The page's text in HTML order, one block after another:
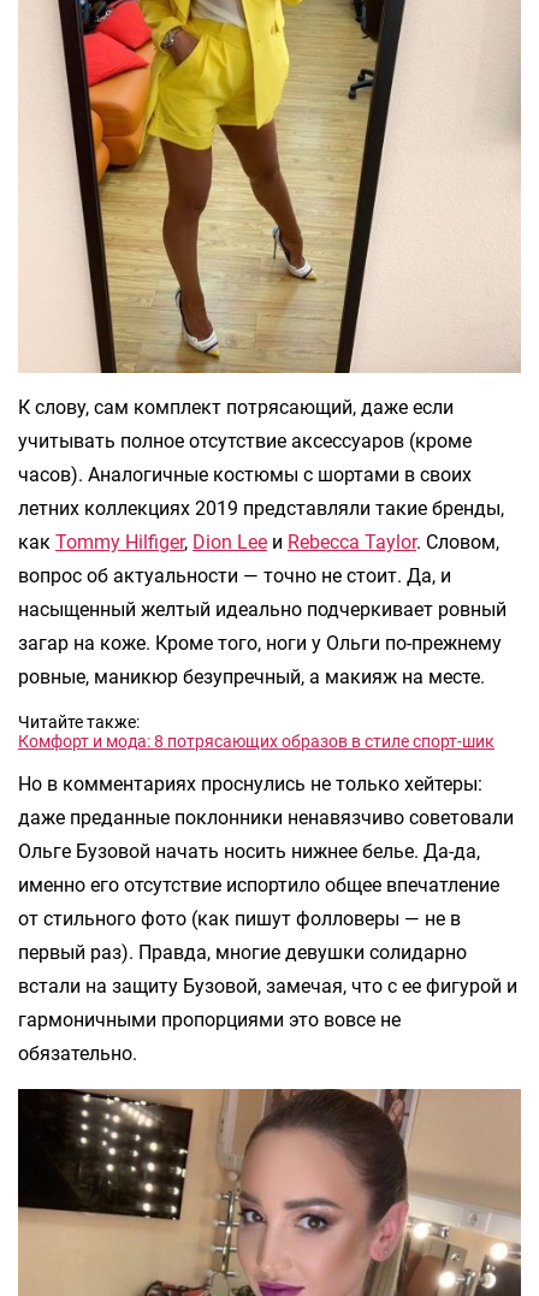
К слову, сам комплект потрясающий, даже если
учитывать полное отсутствие аксессуаров (кроме
часов). Аналогичные костюмы с шортами в своих
летних коллекциях 2019 представляли такие бренды,
как Tommy Hilfiger, Dion Lee и Rebecca Taylor. Словом,
вопрос об актуальности — точно не стоит. Да, и
насыщенный желтый идеально подчеркивает ровный
загар на коже. Кроме того, ноги у Ольги по-прежнему
ровные, маникюр безупречный, а макияж на месте.
Читайте также:
Комфорт и мода: 8 потрясающих образов в стиле спорт-шик
Но в комментариях проснулись не только хейтеры:
даже преданные поклонники ненавязчиво советовали
Ольге Бузовой начать носить нижнее белье. Да-да,
именно его отсутствие испортило общее впечатление
от стильного фото (как пишут фолловеры — не в
первый раз). Правда, многие девушки солидарно
встали на защиту Бузовой, замечая, что с ее фигурой и
гармоничными пропорциями это вовсе не
обязательно.